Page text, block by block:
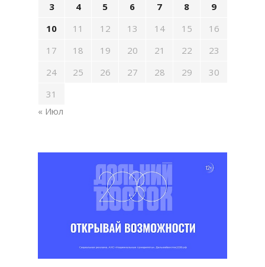
3
4 5 6 7 8
9
10
11 12 13 14 15
16
17
18 19 20 21 22
23
24
25 26 27 28 29
30
31
« Июл